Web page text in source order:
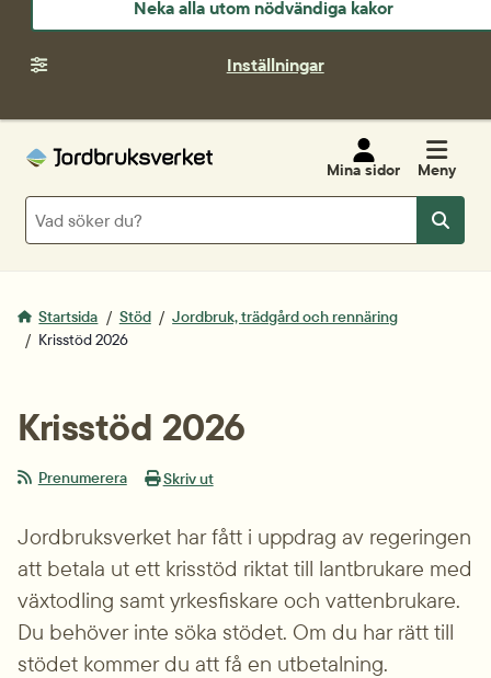
Neka alla utom nödvändiga kakor
Inställningar
Mina sidor Meny
Sök
Sök
Startsida Stöd
Jordbruk, trädgård och rennäring
Krisstöd 2026
Krisstöd 2026
Prenumerera Skriv ut
Jordbruksverket har fått i uppdrag av regeringen
att betala ut ett krisstöd riktat till lantbrukare med
växtodling samt yrkesfiskare och vattenbrukare.
Du behöver inte söka stödet. Om du har rätt till
stödet kommer du att få en utbetalning.